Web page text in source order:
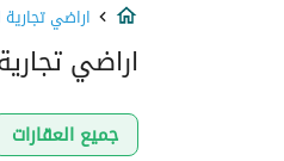
اراضي
اراضي
جميع العقارات